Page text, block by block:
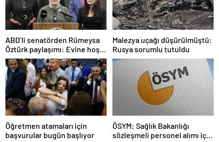
ABD’li senatörden Rümeysa
Öztürk paylaşımı: Evine hoş
geldin!
Malezya uçağı düşürülmüştü:
Rusya sorumlu tutuldu
Öğretmen atamaları için
başvurular bugün başlıyor
ÖSYM: Sağlık Bakanlığı
sözleşmeli personel alımı için